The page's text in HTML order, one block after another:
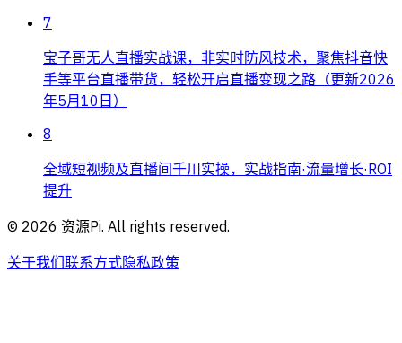
7
宝子哥无人直播实战课，非实时防风技术，聚焦抖音快
手等平台直播带货，轻松开启直播变现之路（更新2026
年5月10日）
8
全域短视频及直播间千川实操，实战指南·流量增长·ROI
提升
© 2026 资源Pi. All rights reserved.
关于我们联系方式隐私政策